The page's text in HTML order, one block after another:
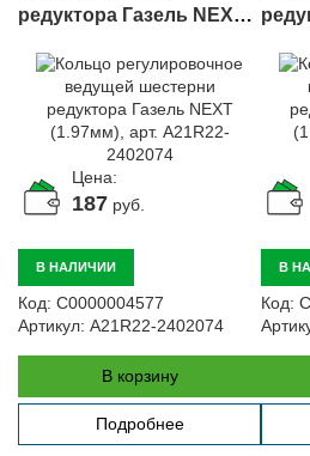
редуктора Газель NEXT
2402074
Цена:
187 руб.
В НАЛИЧИИ
Код: С0000004577
Артикул: A21R22-2402074
В корзину
Подробнее
В
Код: